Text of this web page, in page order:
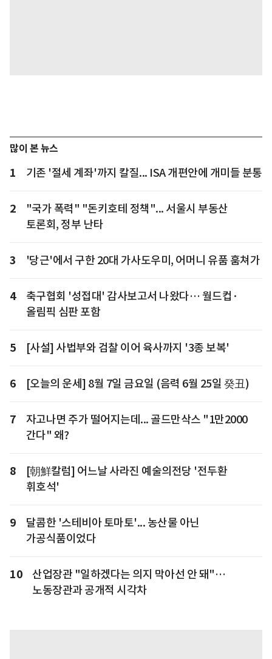
많이 본 뉴스
1 기존 '절세 계좌'까지 칼질... ISA 개편안에 개미들 분통
2
"국가 폭력" "돈키호테 정책"... 서울시 부동산
토론회, 정부 난타
3 '당근'에서 구한 20대 가사도우미, 어머니 유품 훔쳐가
4
축구협회 '성접대' 감사보고서 나왔다… 월드컵·
올림픽 심판 포함
5 [사설] 사법부와 검찰 이어 육사까지 '3종 보복'
6 [오늘의 운세] 8월 7일 금요일 (음력 6월 25일 癸丑)
7
자고나면 주가 떨어지는데... 골드만삭스 "1만2000
간다" 왜?
8
[朝鮮칼럼] 어느날 사라진 예술의전당 '전두환
휘호석'
9
달콤한 '스테비아 토마토'... 농산물 아닌
가공식품이었다
10
산업장관 "일하겠다는 의지 막아선 안 돼"…
노동장관과 공개적 시각차